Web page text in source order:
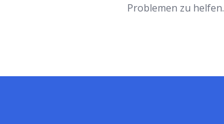
Problemen zu helfen.